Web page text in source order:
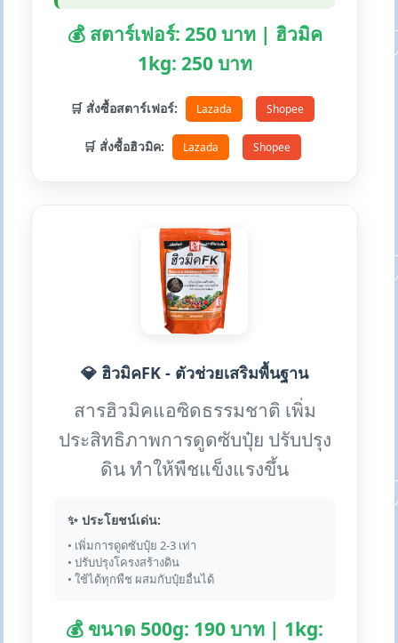
💰 สตาร์เฟอร์: 250 บาท | ฮิวมิค
1kg: 250 บาท
🛒 สั่งซื้อสตาร์เฟอร์: Lazada Shopee
🛒 สั่งซื้อฮิวมิค: Lazada Shopee
💎 ฮิวมิคFK - ตัวช่วยเสริมพื้นฐาน
สารฮิวมิคแอซิดธรรมชาติ เพิ่ม
ประสิทธิภาพการดูดซับปุ๋ย ปรับปรุง
ดิน ทำให้พืชแข็งแรงขึ้น
✨ ประโยชน์เด่น:
• เพิ่มการดูดซับปุ๋ย 2-3 เท่า
• ปรับปรุงโครงสร้างดิน
• ใช้ได้ทุกพืช ผสมกับปุ๋ยอื่นได้
💰 ขนาด 500g: 190 บาท | 1kg: